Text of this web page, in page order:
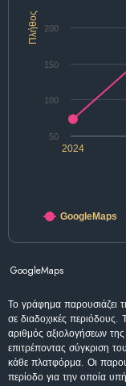
Πλήθος
2024
50
100
150
200
GoogleMaps
GoogleMaps
Το γράφημα παρουσιάζει
σε διαδοχικές
αριθμός αξιολογήσεων της
επιτρέποντας σύγκριση
κάθε πλατφόρμα. Οι
περίοδο για την οποία